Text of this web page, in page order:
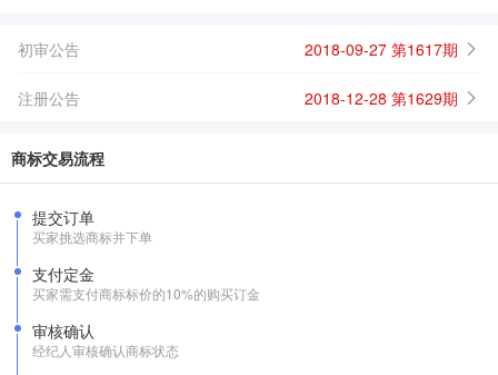
初审公告 2018-09-27 第1617期
注册公告 2018-12-28 第1629期
商标交易流程
提交订单
买家挑选商标并下单
支付定金
买家需支付商标标价的10%的购买订金
审核确认
经纪人审核确认商标状态